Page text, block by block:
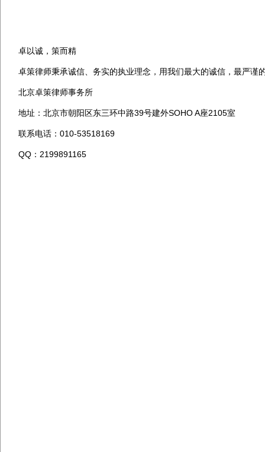
卓以诚，策而精
卓策律师秉承诚信、务实的执业理念，用我们最大的诚信，最严
北京卓策律师事务所
地址：北京市朝阳区东三环中路39号建外SOHO A座2105室
联系电话： 010-53518169
QQ ： 2199891165